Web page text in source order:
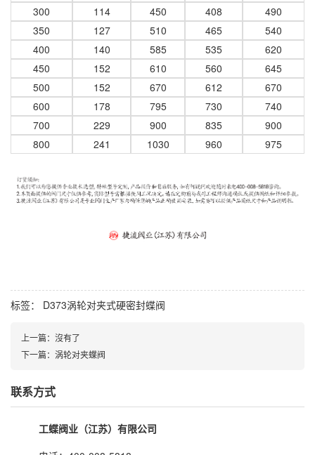
300
114 450 408
490
350
127 510 465
540
400
140 585 535
620
450
152 610 560
645
500
152 670 612
670
600
178 795 730
740
700
229 900 835
900
800
241 1030 960 975
标签： D373涡轮对夹式硬密封蝶阀
上一篇： 沒有了
下一篇： 涡轮对夹蝶阀
联系方式
工蝶阀业（江苏）有限公司